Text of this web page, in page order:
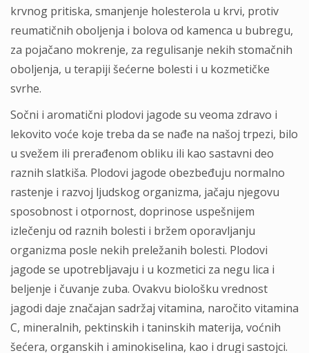
krvnog pritiska, smanjenje holesterola u krvi, protiv
reumatičnih oboljenja i bolova od kamenca u bubregu,
za pojačano mokrenje, za regulisanje nekih stomačnih
oboljenja, u terapiji šećerne bolesti i u kozmetičke
svrhe.
Sočni i aromatični plodovi jagode su veoma zdravo i
lekovito voće koje treba da se nađe na našoj trpezi, bilo
u svežem ili prerađenom obliku ili kao sastavni deo
raznih slatkiša. Plodovi jagode obezbeđuju normalno
rastenje i razvoj ljudskog organizma, jačaju njegovu
sposobnost i otpornost, doprinose uspešnijem
izlečenju od raznih bolesti i bržem oporavljanju
organizma posle nekih preležanih bolesti. Plodovi
jagode se upotrebljavaju i u kozmetici za negu lica i
beljenje i čuvanje zuba. Ovakvu biološku vrednost
jagodi daje značajan sadržaj vitamina, naročito vitamina
C, mineralnih, pektinskih i taninskih materija, voćnih
šećera, organskih i aminokiselina, kao i drugi sastojci.